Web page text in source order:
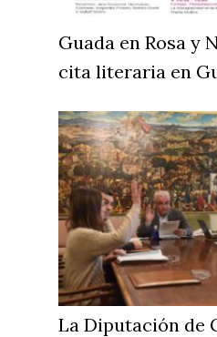
Guada en Rosa y
cita literaria en
La Diputación de